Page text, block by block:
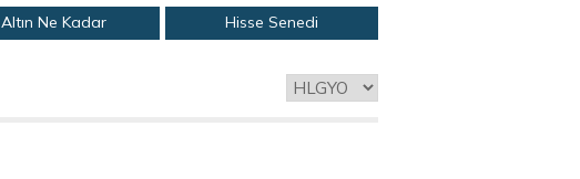
Altın Ne Kadar Hisse Senedi